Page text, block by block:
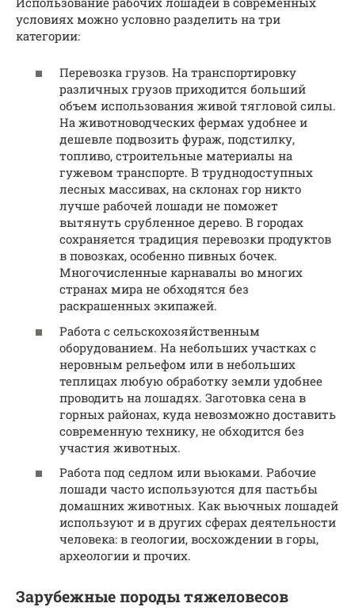
условиях можно условно разделить на три
категории:
Перевозка грузов. На транспортировку
различных грузов приходится больший
объем использования живой тягловой силы.
На животноводческих фермах удобнее и
дешевле подвозить фураж, подстилку,
топливо, строительные материалы на
гужевом транспорте. В труднодоступных
лесных массивах, на склонах гор никто
лучше рабочей лошади не поможет
вытянуть срубленное дерево. В городах
сохраняется традиция перевозки продуктов
в повозках, особенно пивных бочек.
Многочисленные карнавалы во многих
странах мира не обходятся без
раскрашенных экипажей.
Работа с сельскохозяйственным
оборудованием. На небольших участках с
неровным рельефом или в небольших
теплицах любую обработку земли удобнее
проводить на лошадях. Заготовка сена в
горных районах, куда невозможно доставить
современную технику, не обходится без
участия животных.
Работа под седлом или вьюками. Рабочие
лошади часто используются для пастьбы
домашних животных. Как вьючных лошадей
используют и в других сферах деятельности
человека: в геологии, восхождении в горы,
археологии и прочих.
Зарубежные породы тяжеловесов